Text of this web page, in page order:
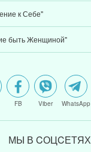
к Себе"
быть Женщиной"
FB Viber WhatsApp
МЫ В CОЦCЕТЯХ